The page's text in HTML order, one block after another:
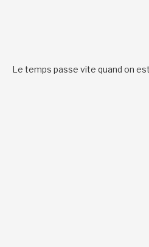
Le temps passe vite quand on